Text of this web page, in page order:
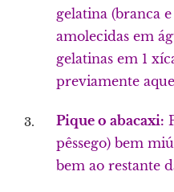
gelatina (branca
amolecidas em
gelatinas em 1
previamente
Pique o abacaxi:
pêssego) bem
bem ao restante